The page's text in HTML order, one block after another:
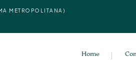
METROPOLITANA)
Home